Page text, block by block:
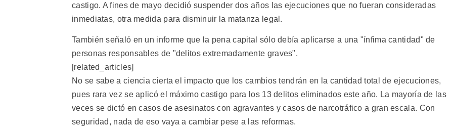
castigo. A fines de mayo decidió suspender dos años las ejecuciones que no fueran consideradas
inmediatas, otra medida para disminuir la matanza legal.
También señaló en un informe que la pena capital sólo debía aplicarse a una "ínfima cantidad" de
personas responsables de "delitos extremadamente graves".
[related_articles]
No se sabe a ciencia cierta el impacto que los cambios tendrán en la cantidad total de ejecuciones,
pues rara vez se aplicó el máximo castigo para los 13 delitos eliminados este año. La mayoría de las
veces se dictó en casos de asesinatos con agravantes y casos de narcotráfico a gran escala. Con
seguridad, nada de eso vaya a cambiar pese a las reformas.